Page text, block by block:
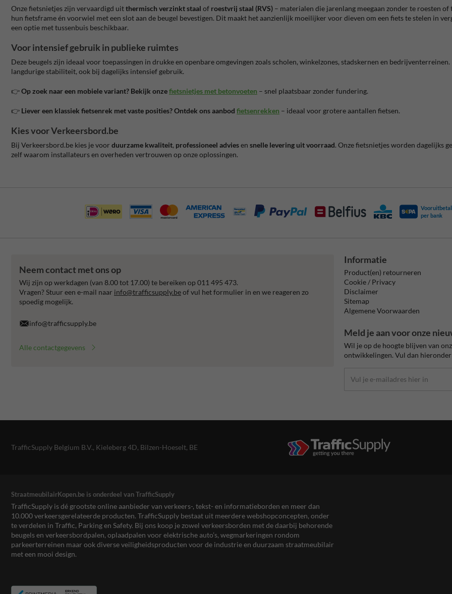
Onze fietsnietjes zijn vervaardigd uitthermisch verzinkt staal of roestvrij staal (RVS) – materialen die jarenlang meegaan zonder te roesten
hun fietsframe én voorwiel met een slot aan de beugel bevestigen. Dit maakt het aanzienlijk moeilijker voor dieven om een fiets te stelen in
een optie met tussenbuis beschikbaar.
Voor intensief gebruik in publieke ruimtes
Deze beugels zijn ideaal voor toepassingen in drukke en openbare omgevingen zoals scholen, winkelzones, stadskernen en
langdurige stabiliteit, ook bij dagelijks intensief gebruik.
👉Op zoek naar een mobiele variant? Bekijk onzefietsnietjes met betonvoeten – snel plaatsbaar zonder fundering.
👉 Liever een klassiek fietsenrek met vaste posities? Ontdek ons aanbod fietsenrekken – ideaal voor grotere aantallen fietsen.
Kies voor Verkeersbord.be
Bij Verkeersbord.be kies je voor duurzame kwaliteit, professioneel adviesen snelle levering uit voorraad. Onze fietsnietjes worden dagelijks
zelf waarom installateurs en overheden vertrouwen op onze oplossingen.
per bank
Neem contact met ons op
Wij zijn op werkdagen (van 8.00 tot 17.00) te bereiken op 011 495 473.
Vragen? Stuur een e-mail naar info@trafficsupply.beof vul het formulier in en we reageren zo
spoedig mogelijk.
info@trafficsupply.be
Alle contactgegevens
Informatie
Product(en) retourneren
Cookie / Privacy
Disclaimer
Sitemap
Algemene Voorwaarden
Meld je aan voor onze
Wil je op de hoogte blijven van
ontwikkelingen. Vul dan
TrafficSupply Belgium B.V., Kieleberg 4D, Bilzen-Hoeselt, BE
StraatmeubilairKopen.be is onderdeel van TrafficSupply
TrafficSupply is dé grootste online aanbieder van verkeers-, tekst- en informatieborden en meer dan
10.000 verkeersgerelateerde producten. TrafficSupply bestaat uit meerdere webshopconcepten, onder
te verdelen in Traffic, Parking en Safety. Bij ons koop je zowel verkeersborden met de daarbij behorende
beugels en verkeersbordpalen, oplaadpalen voor elektrische auto’s, wegmarkeringen rondom
parkeerterreinen maar ook diverse veiligheidsproducten voor de industrie en duurzaam straatmeubilair
met een mooi design.